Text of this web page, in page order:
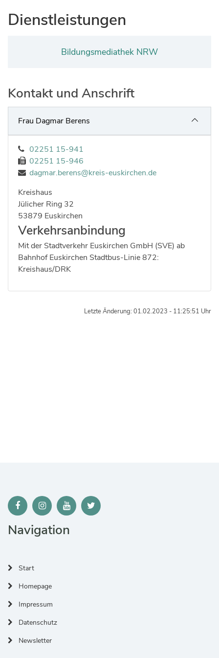
Verkehr & Mobilität
Wirtschaft & Tourismus
Gefahrenabwehr
Jobs bei allen Arbeitgebern im Kreisgebiet
Dienstleistungen
Bildungsmediathek NRW
Kontakt und Anschrift
Frau Dagmar Berens
02251 15-941
02251 15-946
dagmar.berens@kreis-euskirchen.de
Kreishaus
Strasse:
Jülicher Ring Hausnummer:
32
Postleitzahl:
53879 Ort:
Euskirchen
Verkehrsanbindung
Mit der Stadtverkehr Euskirchen GmbH (SVE) ab
Bahnhof Euskirchen Stadtbus-Linie 872:
Kreishaus/DRK
Letzte Änderung: 01.02.2023 - 11:25:51 Uhr
Navigation
Start
Homepage
Impressum
Datenschutz
Newsletter